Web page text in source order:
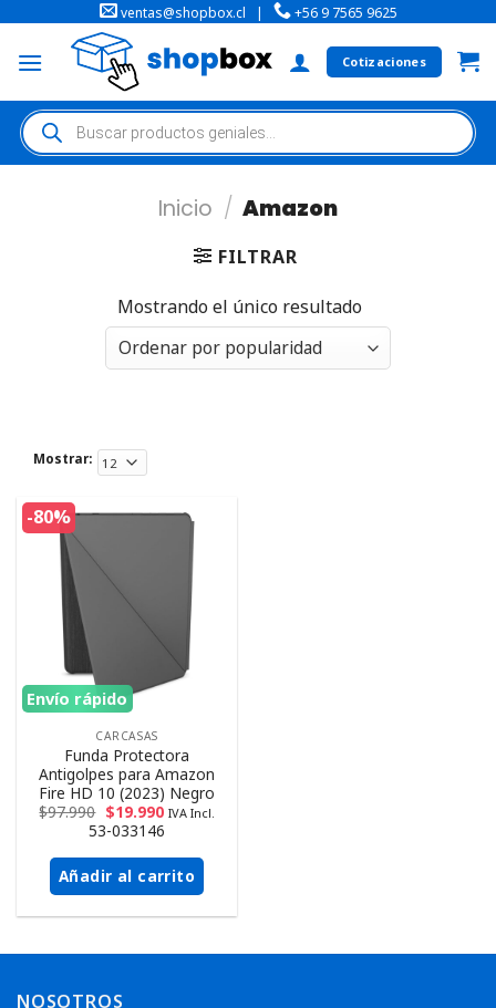
ventas@shopbox.cl | +56 9 7565 9625
Cotizaciones
Inicio / Amazon
FILTRAR
Mostrando el único resultado
Mostrar:
-80%
Envío rápido
CARCASAS
Funda Protectora
Antigolpes para Amazon
Fire HD 10 (2023) Negro
$97.990 $19.990 IVA Incl.
53-033146
Añadir al carrito
NOSOTROS